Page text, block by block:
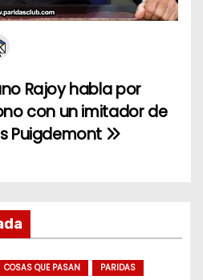
Rajoy habla por
con un imitador de
Puigdemont
COSAS QUE PASAN PARIDAS